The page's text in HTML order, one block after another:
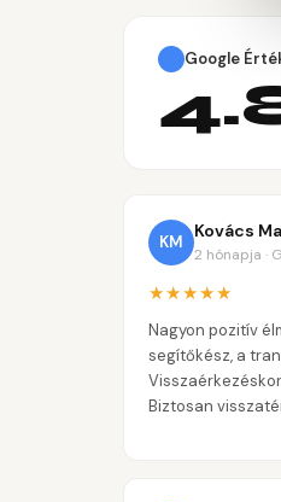
Google
KM Kovács
2 hónapja ·
★★★★★
Nagyon pozitív
segítőkész, a
Biztosan